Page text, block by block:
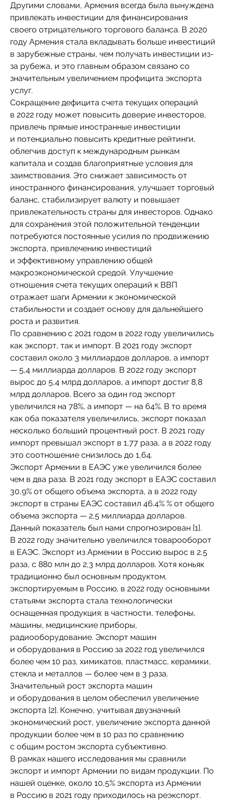
Другими словами, Армения всегда была вынуждена
привлекать инвестиции для финансирования
своего отрицательного торгового баланса. В 2020
году Армения стала вкладывать больше инвестиций
в зарубежные страны, чем получать инвестиции из-
за рубежа, и это главным образом связано со
значительным увеличением профицита экспорта
услуг.
Сокращение дефицита счета текущих операций
в 2022 году может повысить доверие инвесторов,
привлечь прямые иностранные инвестиции
и потенциально повысить кредитные рейтинги,
облегчив доступ к международным рынкам
капитала и создав благоприятные условия для
заимствования. Это снижает зависимость от
иностранного финансирования, улучшает торговый
баланс, стабилизирует валюту и повышает
привлекательность страны для инвесторов. Однако
для сохранения этой положительной тенденции
потребуются постоянные усилия по продвижению
экспорта, привлечению инвестиций
и эффективному управлению общей
макроэкономической средой. Улучшение
отношения счета текущих операций к ВВП
отражает шаги Армении к экономической
стабильности и создает основу для дальнейшего
роста и развития.
По сравнению с 2021 годом в 2022 году увеличились
как экспорт, так и импорт. В 2021 году экспорт
составил около 3 миллиардов долларов, а импорт
— 5,4 миллиарда долларов. В 2022 году экспорт
вырос до 5,4 млрд долларов, а импорт достиг 8,8
млрд долларов. Всего за один год экспорт
увеличился на 78%, а импорт — на 64%. В то время
как оба показателя увеличились, экспорт показал
несколько больший процентный рост. В 2021 году
импорт превышал экспорт в 1,77 раза, а в 2022 году
это соотношение снизилось до 1,64.
Экспорт Армении в ЕАЭС уже увеличился более
чем в два раза. В 2021 году экспорт в ЕАЭС составил
30,9% от общего объема экспорта, а в 2022 году
экспорт в страны ЕАЭС составил 46.4% % от общего
объема экспорта — 2,5 миллиарда долларов.
Данный показатель был нами спрогнозирован [1].
В 2022 году значительно увеличился товарооборот
в ЕАЭС. Экспорт из Армении в Россию вырос в 2,5
раза, с 880 млн до 2,3 млрд долларов. Хотя коньяк
традиционно был основным продуктом,
экспортируемым в Россию, в 2022 году основными
статьями экспорта стала технологически
оснащенная продукция: в частности, телефоны,
машины, медицинские приборы,
радиооборудование. Экспорт машин
и оборудования в Россию за 2022 год увеличился
более чем 10 раз, химикатов, пластмасс, керамики,
стекла и металлов — более чем в 3 раза.
Значительный рост экспорта машин
и оборудования в целом обеспечил увеличение
экспорта [2]. Конечно, учитывая двузначный
экономический рост, увеличение экспорта данной
продукции более чем в 10 раз по сравнению
с общим ростом экспорта субъективно.
В рамках нашего исследования мы сравнили
экспорт и импорт Армении по видам продукции. По
нашей оценке, около 10,5% экспорта из Армении
в Россию в 2021 году приходилось на реэкспорт.